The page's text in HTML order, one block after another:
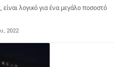
λογικό για ένα μεγάλο ποσοστό
2022